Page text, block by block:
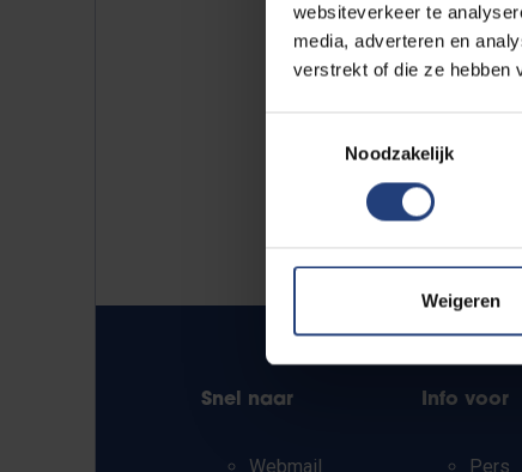
websiteverkeer te
media, adverteren en
verstrekt of die ze hebben
Noodzakelijk
Weigeren
Snel naar
Webmail
Info voor
Pers